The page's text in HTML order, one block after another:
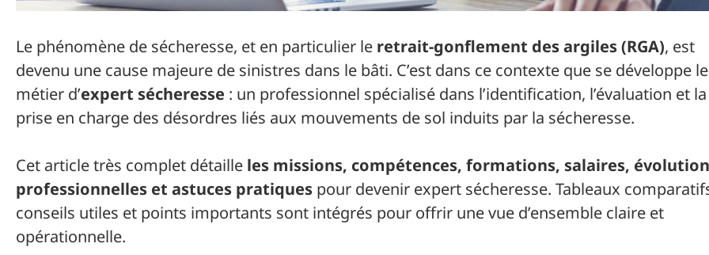
Le phénomène de sécheresse, et en particulier le retrait-gonflement des argiles (RGA), est
devenu une cause majeure de sinistres dans le bâti. C’est dans ce contexte que se développe le
métier d’expert sécheresse : un professionnel spécialisé dans l’identification, l’évaluation et la
prise en charge des désordres liés aux mouvements de sol induits par la sécheresse.
Cet article très complet détaille les missions, compétences, formations, salaires,
professionnelles et astuces pratiques pour devenir expert sécheresse. Tableaux
conseils utiles et points importants sont intégrés pour offrir une vue d’ensemble claire et
opérationnelle.